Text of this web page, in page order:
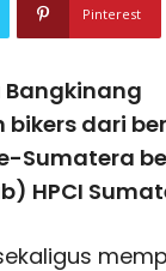
Pinterest
Bangkinang
bikers dari
Sumatera
HPCI